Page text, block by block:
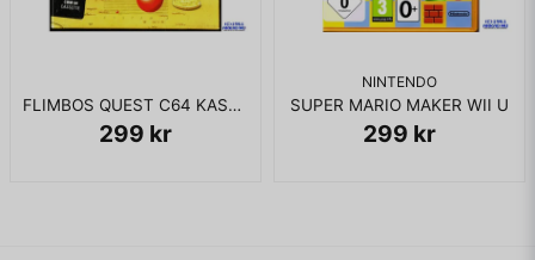
FLIMBOS QUEST C64 KASSETT
299 kr
NINTENDO
SUPER MARIO MAKER WII U
299 kr